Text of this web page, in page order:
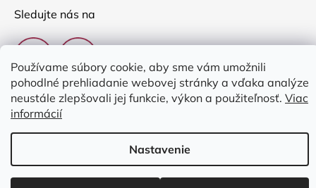
Používame súbory cookie, aby sme vám umožnili
pohodlné prehliadanie webovej stránky a vďaka analýze
neustále zlepšovali jej funkcie, výkon a použiteľnosť. Viac
informácií
Nastavenie
Sledujte nás na